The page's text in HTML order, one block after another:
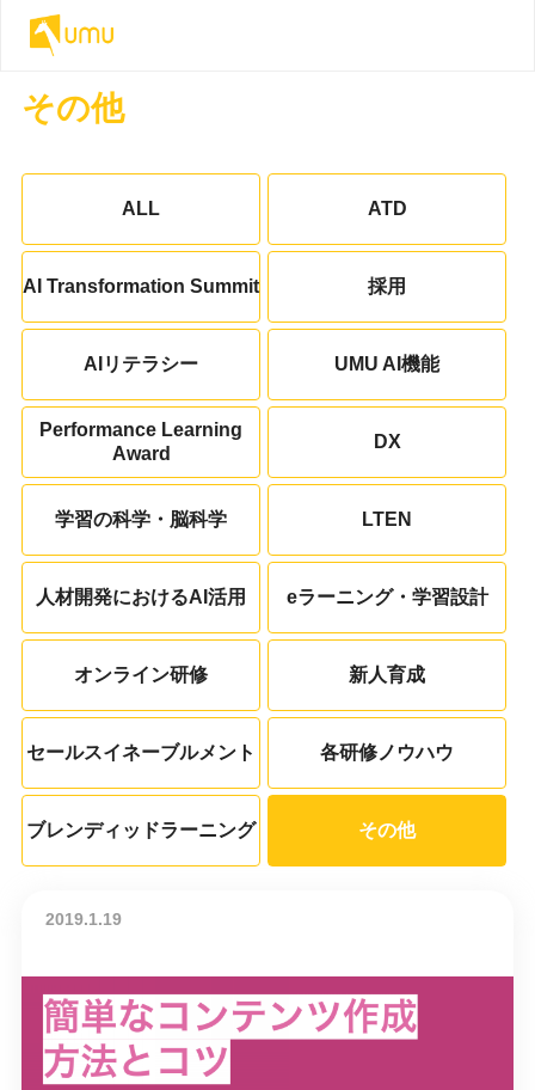
その他
ALL ATD
AI Transformation Summit 採用
AIリテラシー UMU AI機能
Performance Learning
Award
DX
学習の科学・脳科学 LTEN
人材開発におけるAI活用 eラーニング・学習設計
オンライン研修 新人育成
セールスイネーブルメント 各研修ノウハウ
ブレンディッドラーニング その他
2019.1.19